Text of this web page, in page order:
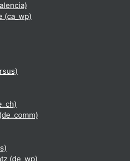
‎(ca_wp)‎
‎(de_wp)‎